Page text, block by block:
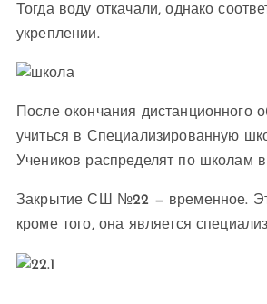
Тогда воду откачали, однако
укреплении.
После окончания дистанционного
учиться в Специализированную
Учеников распределят по школам
Закрытие СШ №22 — временное.
кроме того, она является